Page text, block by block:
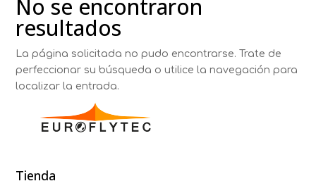
No se encontraron
resultados
La página solicitada no pudo encontrarse. Trate de
perfeccionar su búsqueda o utilice la navegación para
localizar la entrada.
Tienda